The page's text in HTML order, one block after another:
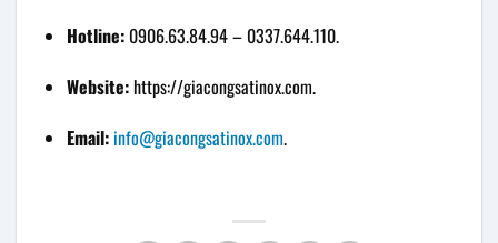
Hotline:0906.63.84.94 – 0337.644.110.
Website:https://giacongsatinox.com.
Email: info@giacongsatinox.com.